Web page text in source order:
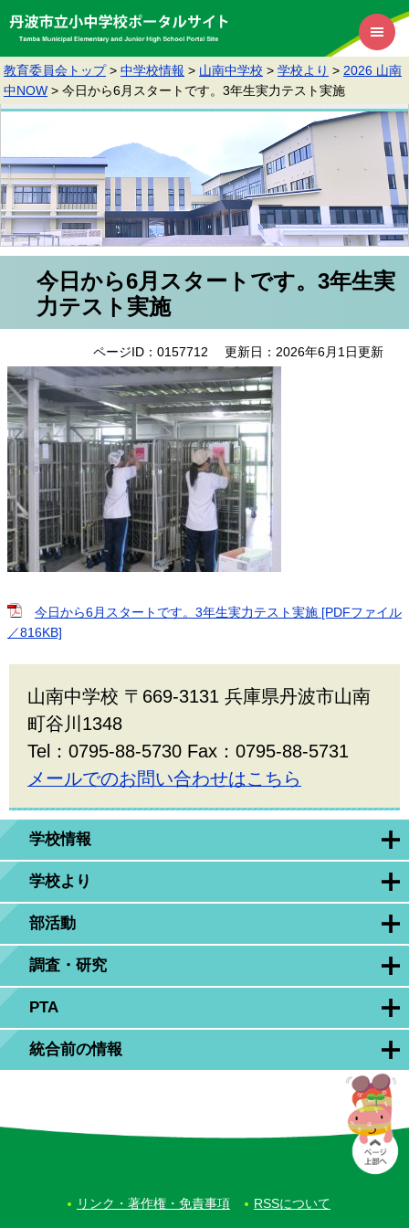
教育委員会トップ > 中学校情報 > 山南中学校 > 学校より > 2026 山南
中NOW > 今日から6月スタートです。3年生実力テスト実施
学校情報
学校より
部活動
調査・研究
PTA
統合前の情報
今日から6月スタートです。3年生実
力テスト実施
ページID：0157712 更新日：2026年6月1日更新
今日から6月スタートです。3年生実力テスト実施 [PDFファイル
／816KB]
山南中学校 〒669-3131 兵庫県丹波市山南
町谷川1348
Tel：0795-88-5730 Fax：0795-88-5731
メールでのお問い合わせはこちら
リンク・著作権・免責事項 RSSについて